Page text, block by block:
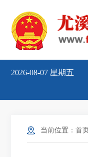
2026-08-07 星期五
当前位置： 首页